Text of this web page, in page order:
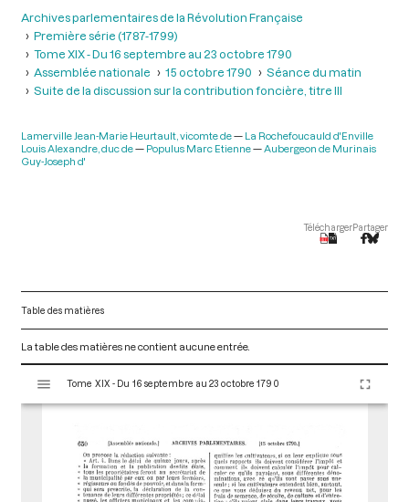
Archives parlementaires de la Révolution Française
Première série (1787-1799)
Tome XIX - Du 16 septembre au 23 octobre 1790
Assemblée nationale
15 octobre 1790
Séance du matin
Suite de la discussion sur la contribution foncière, titre III
Lamerville Jean-Marie Heurtault, vicomte de
La Rochefoucauld d'Enville
Louis Alexandre, duc de
Populus Marc Etienne
Aubergeon de Murinais
Guy-Joseph d'
TéléchargerPartager
Table des matières
La table des matières ne contient aucune entrée.
s
Tome XIX - Du 16 septembre au 23 octobre 1790